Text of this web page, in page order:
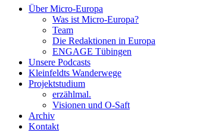
Über Micro-Europa
Was ist Micro-Europa?
Team
Die Redaktionen in Europa
ENGAGE Tübingen
Unsere Podcasts
Kleinfeldts Wanderwege
Projektstudium
erzählmal.
Visionen und O-Saft
Archiv
Kontakt